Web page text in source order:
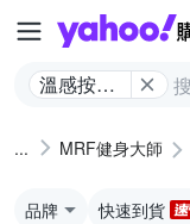
溫感按摩
MRF健身大師
品牌 快速到貨